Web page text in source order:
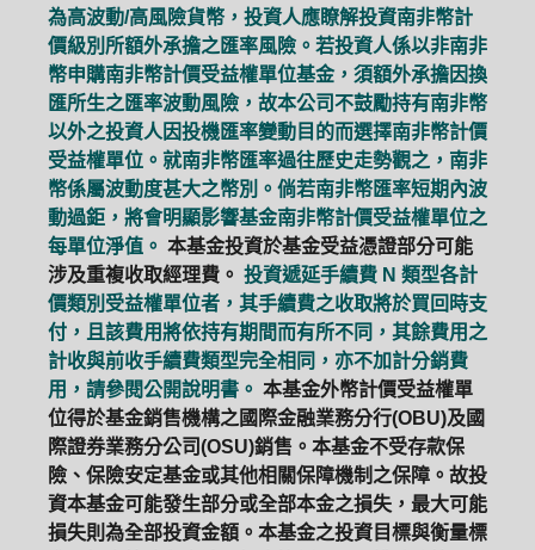
為高波動/高風險貨幣，投資人應瞭解投資南非幣計
價級別所額外承擔之匯率風險。若投資人係以非南非
幣申購南非幣計價受益權單位基金，須額外承擔因換
匯所生之匯率波動風險，故本公司不鼓勵持有南非幣
以外之投資人因投機匯率變動目的而選擇南非幣計價
受益權單位。就南非幣匯率過往歷史走勢觀之，南非
幣係屬波動度甚大之幣別。倘若南非幣匯率短期內波
動過鉅，將會明顯影響基金南非幣計價受益權單位之
每單位淨值。 本基金投資於基金受益憑證部分可能
涉及重複收取經理費。 投資遞延手續費 N 類型各計
價類別受益權單位者，其手續費之收取將於買回時支
付，且該費用將依持有期間而有所不同，其餘費用之
計收與前收手續費類型完全相同，亦不加計分銷費
用，請參閱公開說明書。 本基金外幣計價受益權單
位得於基金銷售機構之國際金融業務分行(OBU)及國
際證券業務分公司(OSU)銷售。本基金不受存款保
險、保險安定基金或其他相關保障機制之保障。故投
資本基金可能發生部分或全部本金之損失，最大可能
損失則為全部投資金額。本基金之投資目標與衡量標